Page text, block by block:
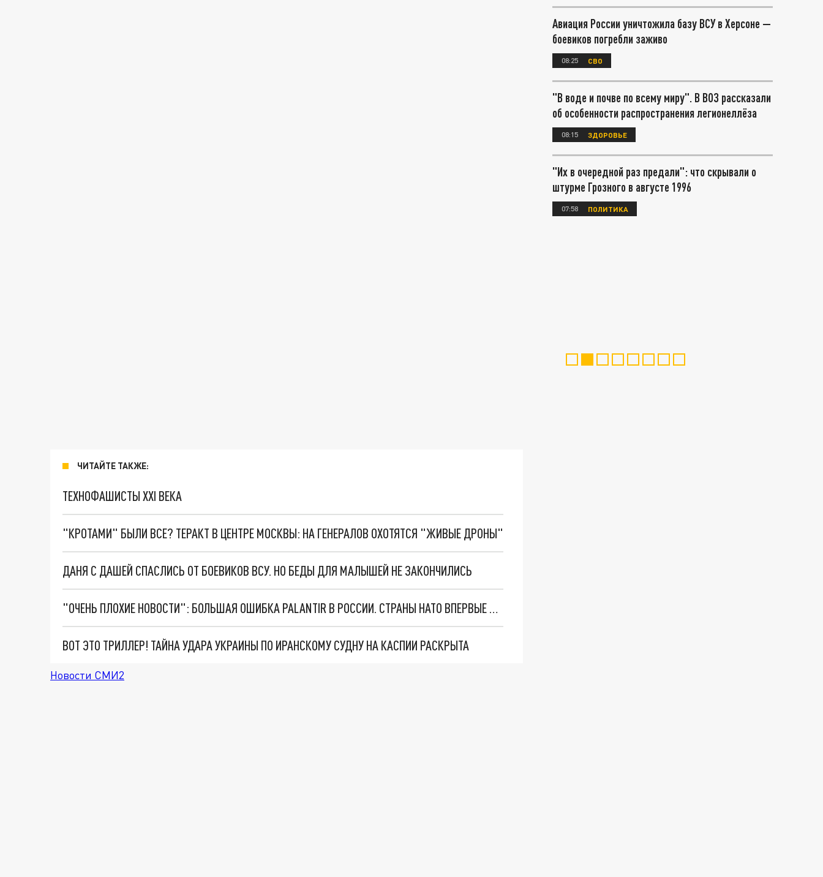
ЧИТАЙТЕ ТАКЖЕ:
ТЕХНОФАШИСТЫ XXI ВЕКА
"КРОТАМИ" БЫЛИ ВСЕ? ТЕРАКТ В ЦЕНТРЕ МОСКВЫ: НА ГЕНЕРАЛОВ ОХОТЯТСЯ "ЖИВЫЕ ДРОНЫ"
ДАНЯ С ДАШЕЙ СПАСЛИСЬ ОТ БОЕВИКОВ ВСУ. НО БЕДЫ ДЛЯ МАЛЫШЕЙ НЕ ЗАКОНЧИЛИСЬ
"ОЧЕНЬ ПЛОХИЕ НОВОСТИ": БОЛЬШАЯ ОШИБКА PALANTIR В РОССИИ. СТРАНЫ НАТО ВПЕРВЫЕ ЗА СВО ОСТАНОВИЛИ ПОСТАВКИ ОРУЖИЯ. ВСУ ТЕРЯЮТ ПРИГРАНИЧЬЕ?
ВОТ ЭТО ТРИЛЛЕР! ТАЙНА УДАРА УКРАИНЫ ПО ИРАНСКОМУ СУДНУ НА КАСПИИ РАСКРЫТА
Новости СМИ2
Авиация России уничтожила базу ВСУ в Херсоне —
боевиков погребли заживо
08:25 СВО
"В воде и почве по всему миру". В ВОЗ рассказали
об особенности распространения легионеллёза
08:15 ЗДОРОВЬЕ
"Их в очередной раз предали": что скрывали о
штурме Грозного в августе 1996
07:58 ПОЛИТИКА